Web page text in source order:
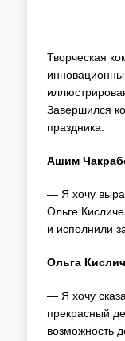
Творческая
Завершился
праздника.
Ашим
— Я хочу
Ольге
и исполнили
Ольга
— Я хочу
прекрасный
возможность